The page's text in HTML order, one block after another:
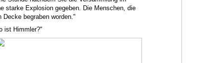
starke Explosion gegeben. Die Menschen, die
begraben worden."
ist Himmler?"